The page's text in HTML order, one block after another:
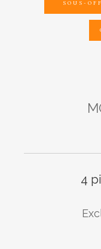
SOUS-
4